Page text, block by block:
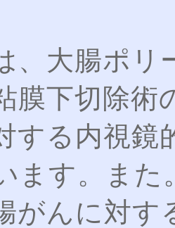
大腸ポリ
膜下切除
する内視鏡
ます。また
がんに対す